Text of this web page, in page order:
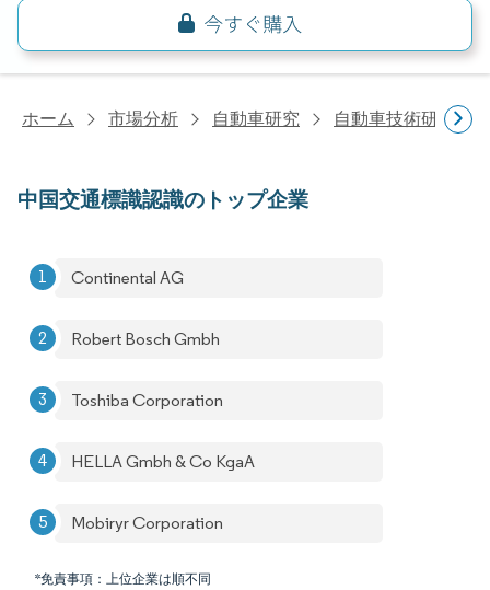
ホーム 市場分析 自動車研究 自動車技術研究
中国交通標識認識のトップ企業
Continental AG
Robert Bosch Gmbh
Toshiba Corporation
HELLA Gmbh & Co KgaA
Mobiryr Corporation
*免責事項：上位企業は順不同